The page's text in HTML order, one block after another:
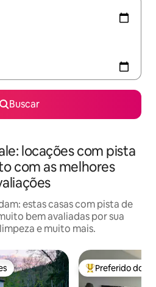
Buscar
locações com pista
com as melhores
estas casas com pista de
bem avaliadas por sua
e muito mais.
dos hóspedes Entre os
Preferido dos